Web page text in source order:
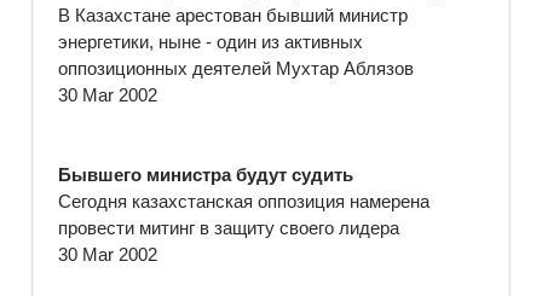
В Казахстане арестован бывший министр
энергетики, ныне - один из активных
оппозиционных деятелей Мухтар Аблязов
30 Mar 2002
Бывшего министра будут судить
Сегодня казахстанская оппозиция намерена
провести митинг в защиту своего лидера
30 Mar 2002